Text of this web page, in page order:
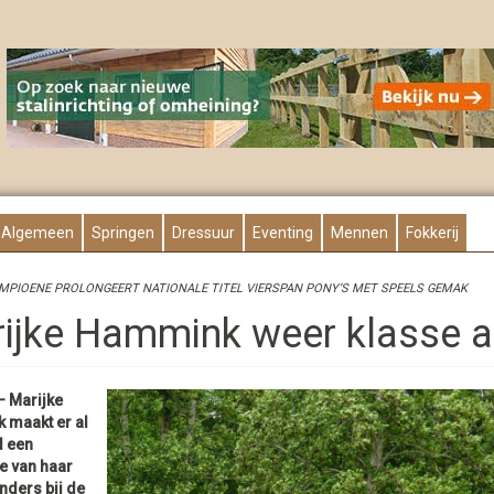
Algemeen Springen Dressuur Eventing Mennen Fokkerij
PROLONGEERT NATIONALE TITEL VIERSPAN PONY’S MET SPEELS GEMAK
Hammink weer klasse
Marijke
maakt er al
een
van haar
bij de